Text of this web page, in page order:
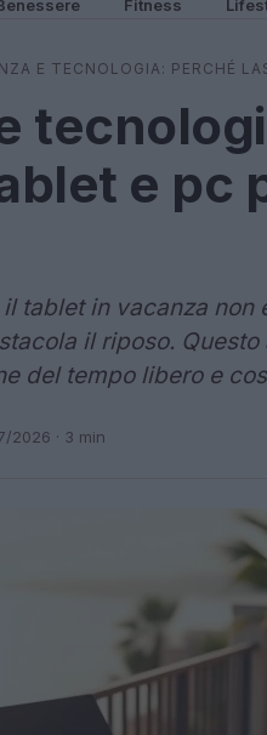
Fitness
E TECNOLOGIA: PERCHÉ
e pc
tablet in vacanza non
il riposo.
del tempo libero e
2026 · 3 min